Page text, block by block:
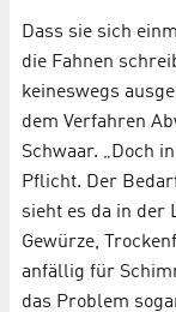
Dass sie sich
die Fahnen
keineswegs
dem Verfahren
Schwaar. „Doch
Pflicht. Der
sieht es da in der
Gewürze,
anfällig für
das Problem